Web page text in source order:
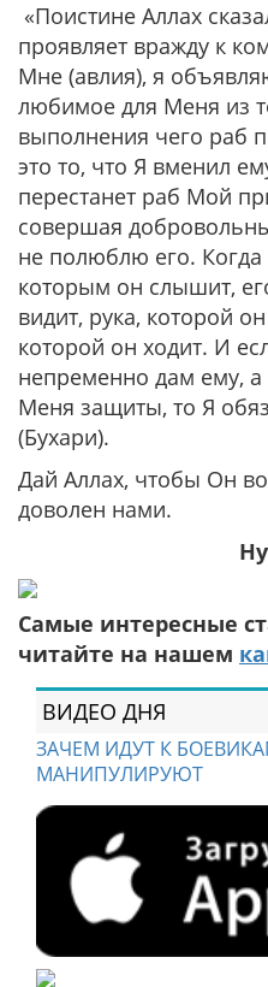
«Поистине Аллах
проявляет вражду к
Мне (авлия), я
любимое для Меня из
выполнения чего раб
это то, что Я вменил
перестанет раб Мой
совершая
не полюблю его. Когда
которым он слышит,
видит, рука, которой
которой он ходит. И
непременно дам ему, а
Меня защиты, то Я
(Бухари).
Дай Аллах, чтобы Он
доволен нами.
Самые интересные
читайте на нашем
ВИДЕО ДНЯ
ЗАЧЕМ ИДУТ К
МАНИПУЛИРУЮТ